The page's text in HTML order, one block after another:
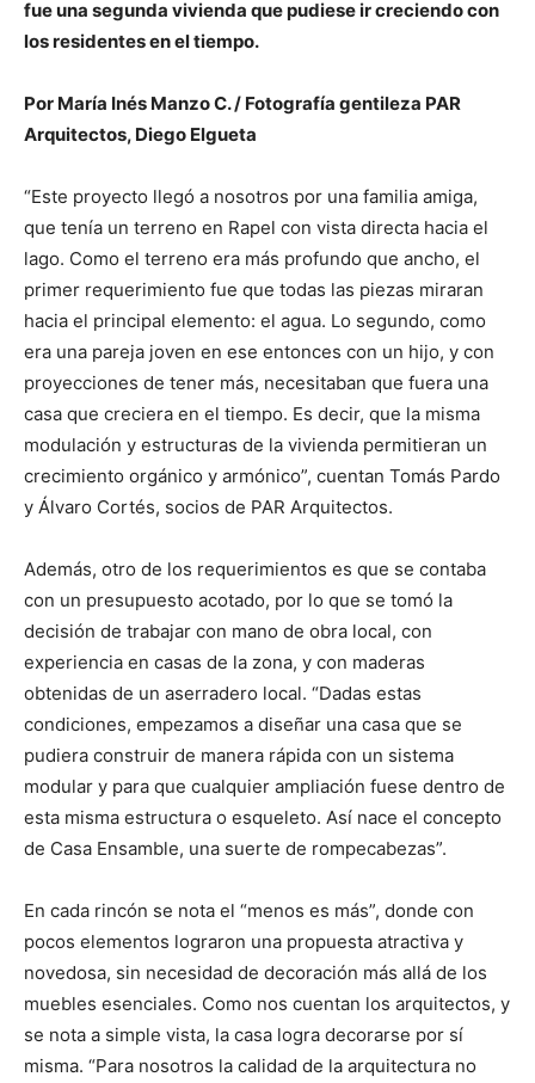
fue una segunda vivienda que pudiese ir creciendo con
los residentes en el tiempo.
Por María Inés Manzo C. / Fotografía gentileza PAR
Arquitectos, Diego Elgueta
“Este proyecto llegó a nosotros por una familia amiga,
que tenía un terreno en Rapel con vista directa hacia el
lago. Como el terreno era más profundo que ancho, el
primer requerimiento fue que todas las piezas miraran
hacia el principal elemento: el agua. Lo segundo, como
era una pareja joven en ese entonces con un hijo, y con
proyecciones de tener más, necesitaban que fuera una
casa que creciera en el tiempo. Es decir, que la misma
modulación y estructuras de la vivienda permitieran un
crecimiento orgánico y armónico”, cuentan Tomás Pardo
y Álvaro Cortés, socios de PAR Arquitectos.
Además, otro de los requerimientos es que se contaba
con un presupuesto acotado, por lo que se tomó la
decisión de trabajar con mano de obra local, con
experiencia en casas de la zona, y con maderas
obtenidas de un aserradero local. “Dadas estas
condiciones, empezamos a diseñar una casa que se
pudiera construir de manera rápida con un sistema
modular y para que cualquier ampliación fuese dentro de
esta misma estructura o esqueleto. Así nace el concepto
de Casa Ensamble, una suerte de rompecabezas”.
En cada rincón se nota el “menos es más”, donde con
pocos elementos lograron una propuesta atractiva y
novedosa, sin necesidad de decoración más allá de los
muebles esenciales. Como nos cuentan los arquitectos, y
se nota a simple vista, la casa logra decorarse por sí
misma. “Para nosotros la calidad de la arquitectura no